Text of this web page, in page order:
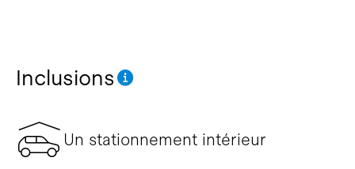
Inclusions
Un stationnement intérieur